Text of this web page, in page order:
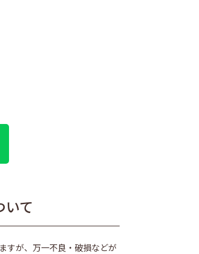
いて
すが、万一不良・破損などが